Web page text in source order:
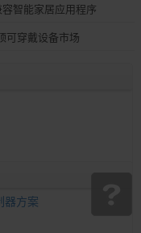
智能家居应用程序
可穿戴设备市场
器方案